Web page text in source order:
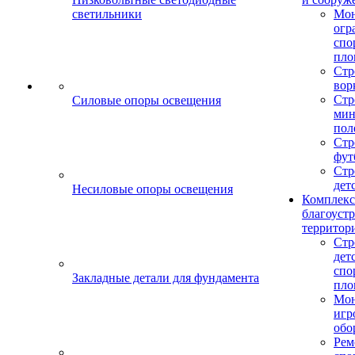
светильники
Силовые опоры освещения
Несиловые опоры освещения
Закладные детали для фундамента